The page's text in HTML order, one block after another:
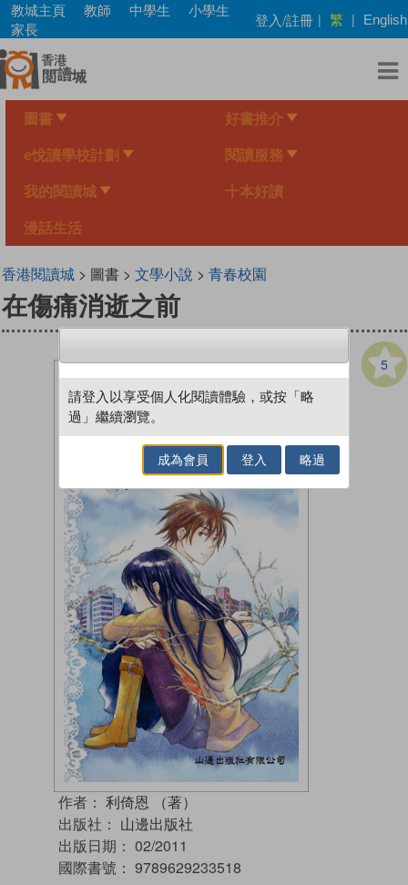
Skip
main
content
教城主頁 教師 中學生
小學生
家長
登入/註冊 | 繁 | English
圖書 好書推介
e悅讀學校計劃 閱讀服務
我的閱讀城 十本好讀
漫話生活
香港閱讀城> 圖書 > 文學小說 > 青春校園
在傷痛消逝之前
5
作者： 利倚恩 （著）
出版社： 山邊出版社
出版日期： 02/2011
國際書號： 9789629233518
請登入以享受個人化閱讀體驗，或按「略
過」繼續瀏覽。
成為會員 登入 略過